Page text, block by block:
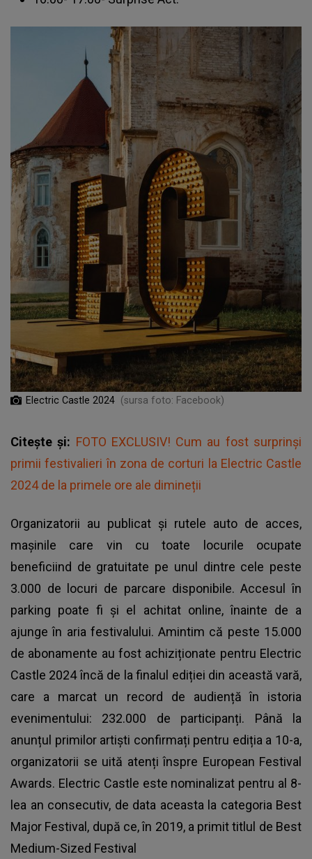
Electric Castle 2024 (sursa foto: Facebook)
Citește și: FOTO EXCLUSIV! Cum au fost surprinși
primii festivalieri în zona de corturi la Electric Castle
2024 de la primele ore ale dimineții
Organizatorii au publicat și rutele auto de acces,
mașinile care vin cu toate locurile ocupate
beneficiind de gratuitate pe unul dintre cele peste
3.000 de locuri de parcare disponibile. Accesul în
parking poate fi și el achitat online, înainte de a
ajunge în aria festivalului. Amintim că peste 15.000
de abonamente au fost achiziționate pentru Electric
Castle 2024 încă de la finalul ediției din această vară,
care a marcat un record de audiență în istoria
evenimentului: 232.000 de participanți. Până la
anunțul primilor artiști confirmați pentru ediția a 10-a,
organizatorii se uită atenți înspre European Festival
Awards. Electric Castle este nominalizat pentru al 8-
lea an consecutiv, de data aceasta la categoria Best
Major Festival, după ce, în 2019, a primit titlul de Best
Medium-Sized Festival